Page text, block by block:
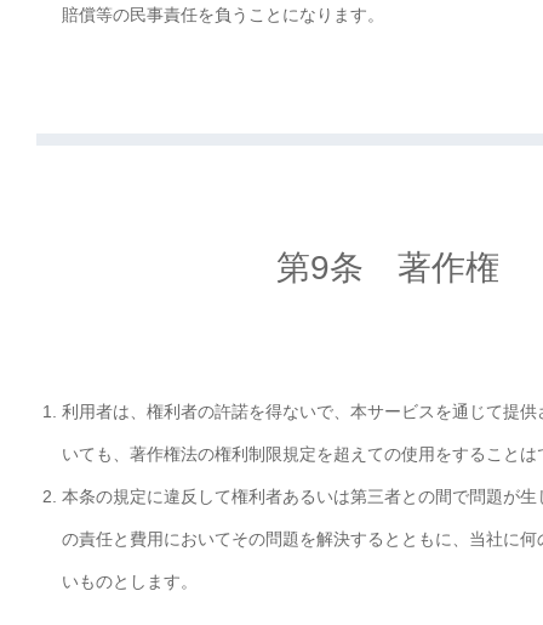
賠償等の民事責任を負うことになります。
第9条 著作権
利用者は、権利者の許諾を得ないで、本サービスを通じて提
いても、著作権法の権利制限規定を超えての使用をすることは
本条の規定に違反して権利者あるいは第三者との間で問題が
の責任と費用においてその問題を解決するとともに、当社に
いものとします。